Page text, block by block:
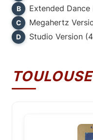
B Extended Dance
C Megahertz
D Studio Version
TOULOUSE